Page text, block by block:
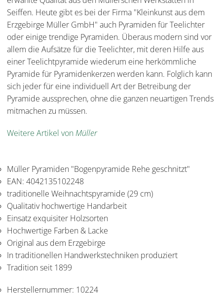
Seiffen. Heute gibt es bei der Firma "Kleinkunst aus dem
Erzgebirge Müller GmbH" auch Pyramiden für Teelichter
oder einige trendige Pyramiden. Überaus modern sind vor
allem die Aufsätze für die Teelichter, mit deren Hilfe aus
einer Teelichtpyramide wiederum eine herkömmliche
Pyramide für Pyramidenkerzen werden kann. Folglich kann
sich jeder für eine individuell Art der Betreibung der
Pyramide aussprechen, ohne die ganzen neuartigen Trends
mitmachen zu müssen.
Weitere Artikel vonMüller
Müller Pyramiden "Bogenpyramide Rehe geschnitzt"
EAN: 4042135102248
traditionelle Weihnachtspyramide (29 cm)
Qualitativ hochwertige Handarbeit
Einsatz exquisiter Holzsorten
Hochwertige Farben & Lacke
Original aus dem Erzgebirge
In traditionellen Handwerkstechniken produziert
Tradition seit 1899
Herstellernummer: 10224